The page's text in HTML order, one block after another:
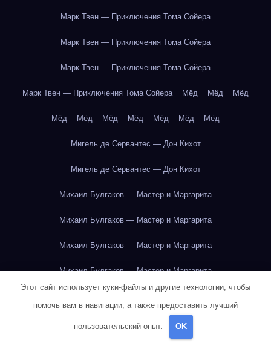
Марк Твен — Приключения Тома Сойера
Марк Твен — Приключения Тома Сойера
Марк Твен — Приключения Тома Сойера
Марк Твен — Приключения Тома Сойера Мёд Мёд Мёд
Мёд Мёд Мёд Мёд Мёд Мёд Мёд
Мигель де Сервантес — Дон Кихот
Мигель де Сервантес — Дон Кихот
Михаил Булгаков — Мастер и Маргарита
Михаил Булгаков — Мастер и Маргарита
Михаил Булгаков — Мастер и Маргарита
Михаил Булгаков — Мастер и Маргарита
Михаил Булгаков — Мастер и Маргарита
Этот сайт использует куки-файлы и другие технологии, чтобы
помочь вам в навигации, а также предоставить лучший
пользовательский опыт. OK